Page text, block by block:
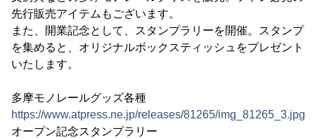
先行販売アイテムもございます。
また、開業記念として、スタンプラリーを開催。スタンプ
を集めると、オリジナルボックスティッシュをプレゼント
いたします。
多摩モノレールグッズ各種
https://www.atpress.ne.jp/releases/81265/img_81265_3.jpg
オープン記念スタンプラリー